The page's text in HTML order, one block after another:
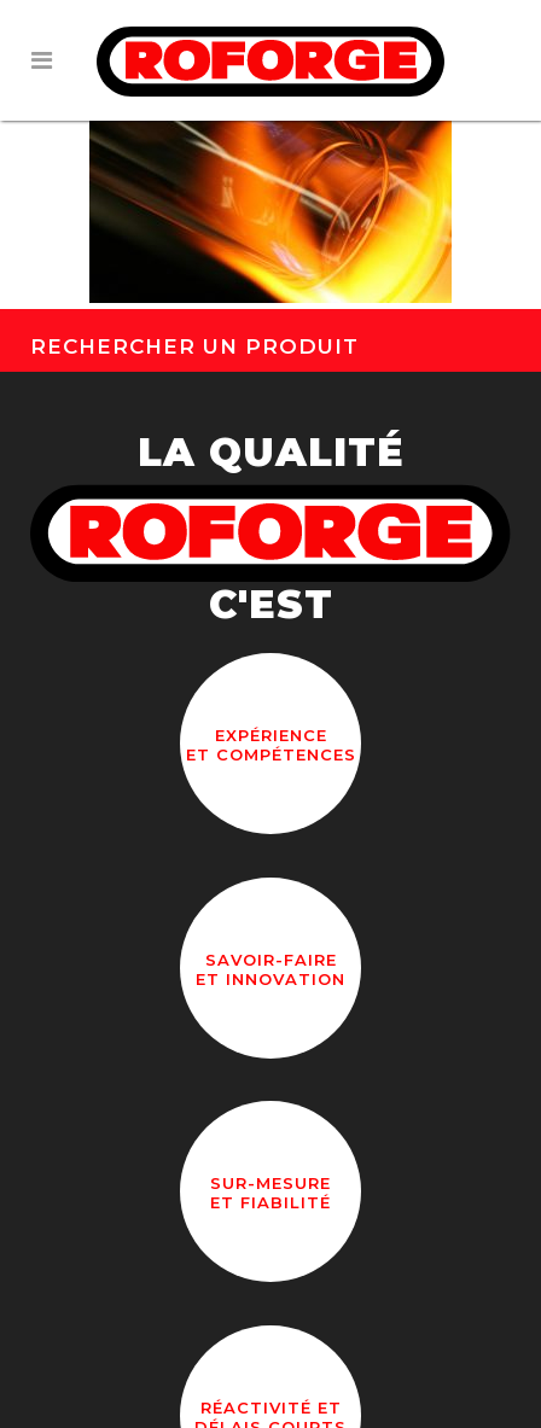
RECHERCHER UN PRODUIT
LA QUALITÉ
C'EST
EXPÉRIENCE
ET COMPÉTENCES
SAVOIR-FAIRE
ET INNOVATION
SUR-MESURE
ET FIABILITÉ
RÉACTIVITÉ ET